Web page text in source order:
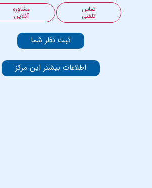
تماس
تلفنی
مشاوره
آنلاین
ثبت نظر شما
اطلاعات بیشتر این مرکز